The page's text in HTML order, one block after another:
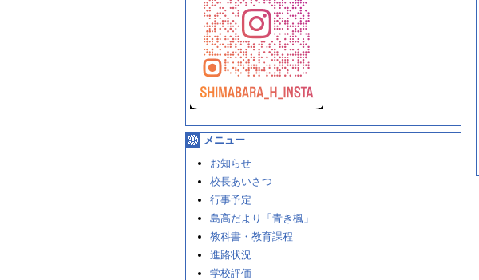
メニュー
お知らせ
校長あいさつ
行事予定
島高だより「青き楓」
教科書・教育課程
進路状況
学校評価